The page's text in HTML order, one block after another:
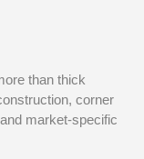
than thick
corner
market-specific